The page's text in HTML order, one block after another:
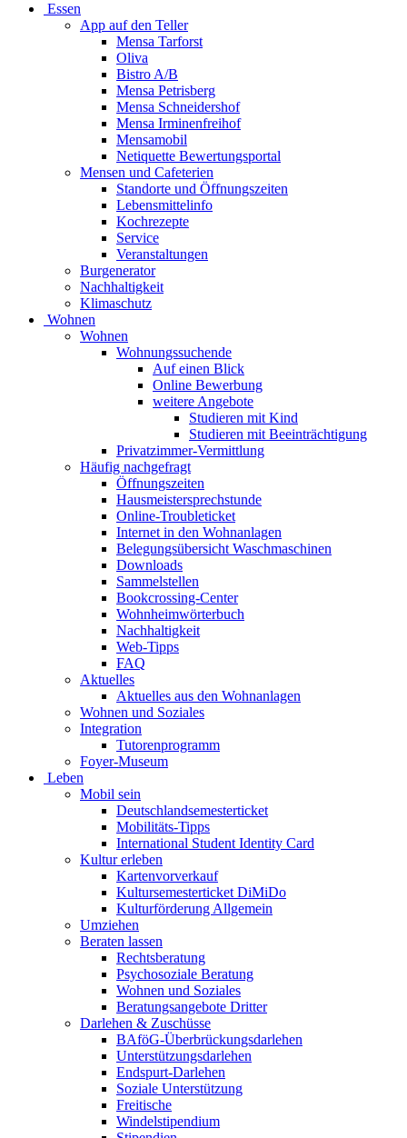
Essen
App auf den Teller
Mensa Tarforst
Oliva
Bistro A/B
Mensa Petrisberg
Mensa Schneidershof
Mensa Irminenfreihof
Mensamobil
Netiquette Bewertungsportal
Mensen und Cafeterien
Standorte und Öffnungszeiten
Lebensmittelinfo
Kochrezepte
Service
Veranstaltungen
Burgenerator
Nachhaltigkeit
Klimaschutz
Wohnen
Wohnen
Wohnungssuchende
Auf einen Blick
Online Bewerbung
weitere Angebote
Studieren mit Kind
Studieren mit Beeinträchtigung
Privatzimmer-Vermittlung
Häufig nachgefragt
Öffnungszeiten
Hausmeistersprechstunde
Online-Troubleticket
Internet in den Wohnanlagen
Belegungsübersicht Waschmaschinen
Downloads
Sammelstellen
Bookcrossing-Center
Wohnheimwörterbuch
Nachhaltigkeit
Web-Tipps
FAQ
Aktuelles
Aktuelles aus den Wohnanlagen
Wohnen und Soziales
Integration
Tutorenprogramm
Foyer-Museum
Leben
Mobil sein
Deutschlandsemesterticket
Mobilitäts-Tipps
International Student Identity Card
Kultur erleben
Kartenvorverkauf
Kultursemesterticket DiMiDo
Kulturförderung Allgemein
Umziehen
Beraten lassen
Rechtsberatung
Psychosoziale Beratung
Wohnen und Soziales
Beratungsangebote Dritter
Darlehen & Zuschüsse
BAföG-Überbrückungsdarlehen
Unterstützungsdarlehen
Endspurt-Darlehen
Soziale Unterstützung
Freitische
Windelstipendium